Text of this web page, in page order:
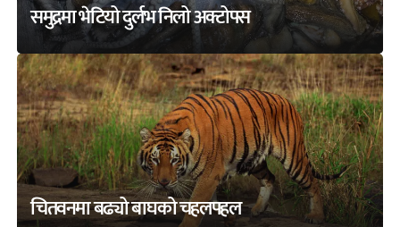
समुद्रमा भेटियो दुर्लभ निलो अक्टोपस
चितवनमा बढ्यो बाघको चहलपहल